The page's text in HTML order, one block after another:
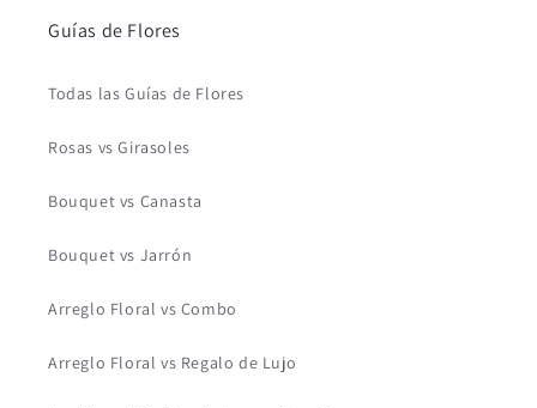
Guías de Flores
Todas las Guías de Flores
Rosas vs Girasoles
Bouquet vs Canasta
Bouquet vs Jarrón
Arreglo Floral vs Combo
Arreglo Floral vs Regalo de Lujo